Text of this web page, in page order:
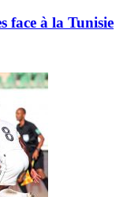
face à la Tunisie